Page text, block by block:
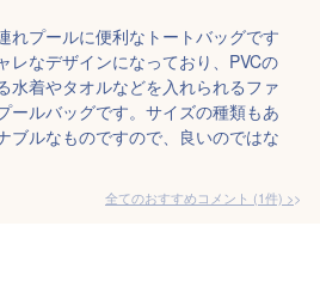
れプールに便利なトートバッグです
レなデザインになっており、PVCの
水着やタオルなどを入れられるファ
ールバッグです。サイズの種類もあ
ブルなものですので、良いのではな
全てのおすすめコメント (1件) >